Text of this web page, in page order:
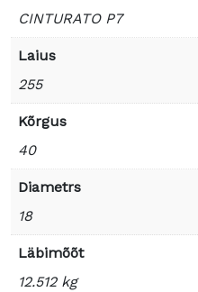
CINTURATO P7
Laius
255
Kõrgus
40
Diametrs
18
Läbimõõt
12.512 kg